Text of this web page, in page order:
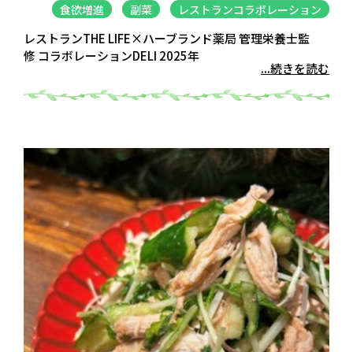
食欲増進 副菜 レストランコラボレーション
レストランTHE LIFE×ハーブランド薬局 管理栄養士監
修 コラボレーションDELI 2025年
...続きを読む